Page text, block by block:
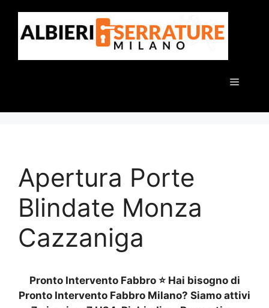
contenuto
Menu
Apertura Porte
Blindate Monza
Cazzaniga
Pronto Intervento Fabbro ⭐ Hai bisogno di
Pronto Intervento Fabbro Milano? Siamo attivi